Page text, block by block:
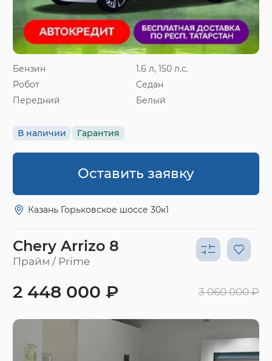
Бензин
1.6 л, 150 л.с.
Робот
Седан
Передний
Белый
В наличии Гарантия
Оставить заявку
Казань Горьковское шоссе 30к1
Chery Arrizo 8
Прайм / Prime
2 448 000 ₽ 3 060 000 ₽